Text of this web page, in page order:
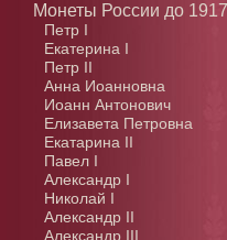
Монеты России до 1917
Петр I
Екатерина I
Петр II
Анна Иоанновна
Иоанн Антонович
Елизавета Петровна
Екатарина II
Павел I
Александр I
Николай I
Александр II
Александр III